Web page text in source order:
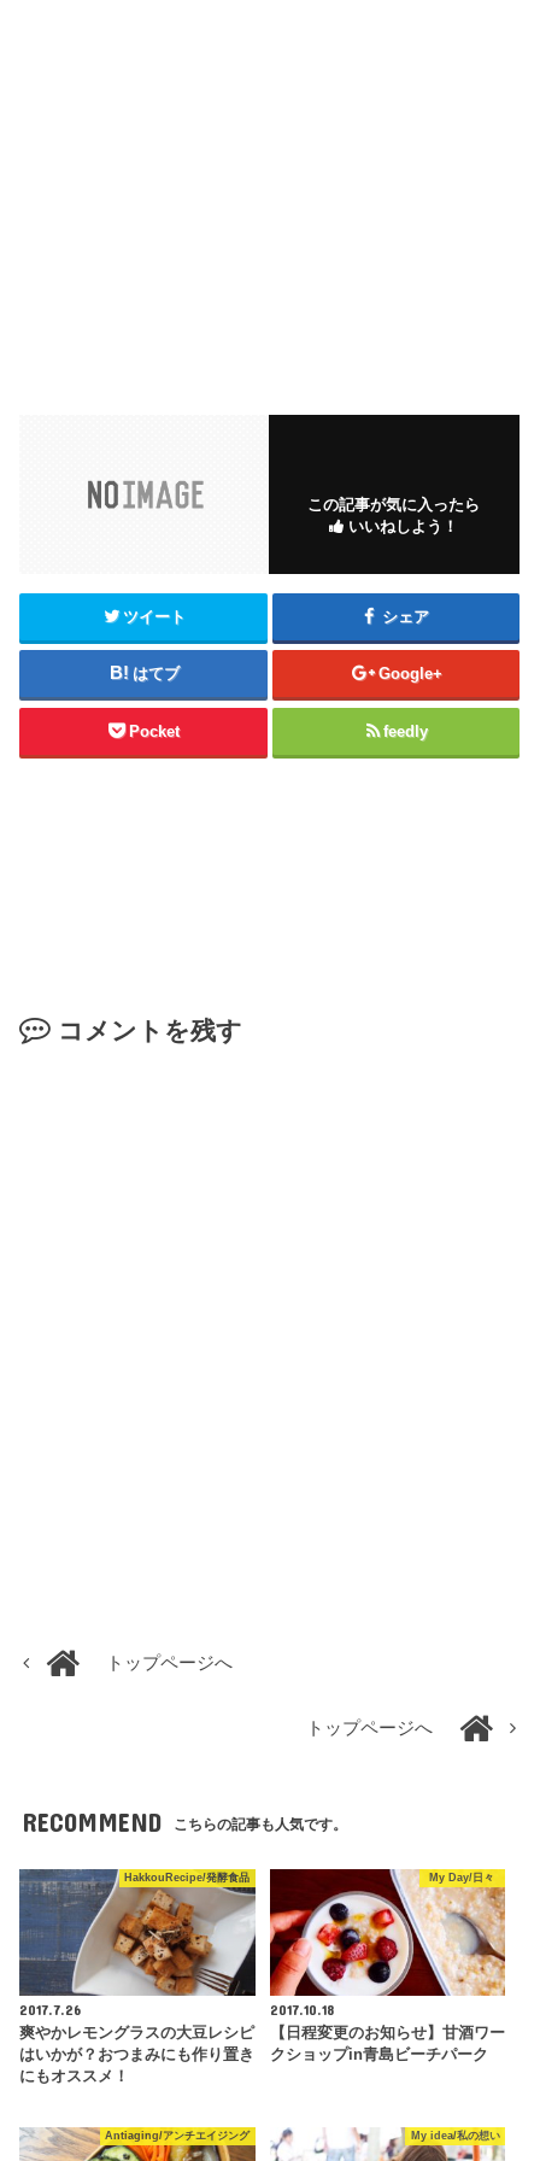
この記事が気に入ったら
いいねしよう！
ツイート シェア
はてブ Google+
Pocket feedly
コメントを残す
トップページへ
トップページへ
RECOMMEND こちらの記事も人気です。
HakkouRecipe/発酵食品
2017.7.26
爽やかレモングラスの大豆レシピ
はいかが？おつまみにも作り置き
にもオススメ！
My Day/日々
2017.10.18
【日程変更のお知らせ】甘酒ワー
クショップin青島ビーチパーク
Antiaging/アンチエイジング My idea/私の想い